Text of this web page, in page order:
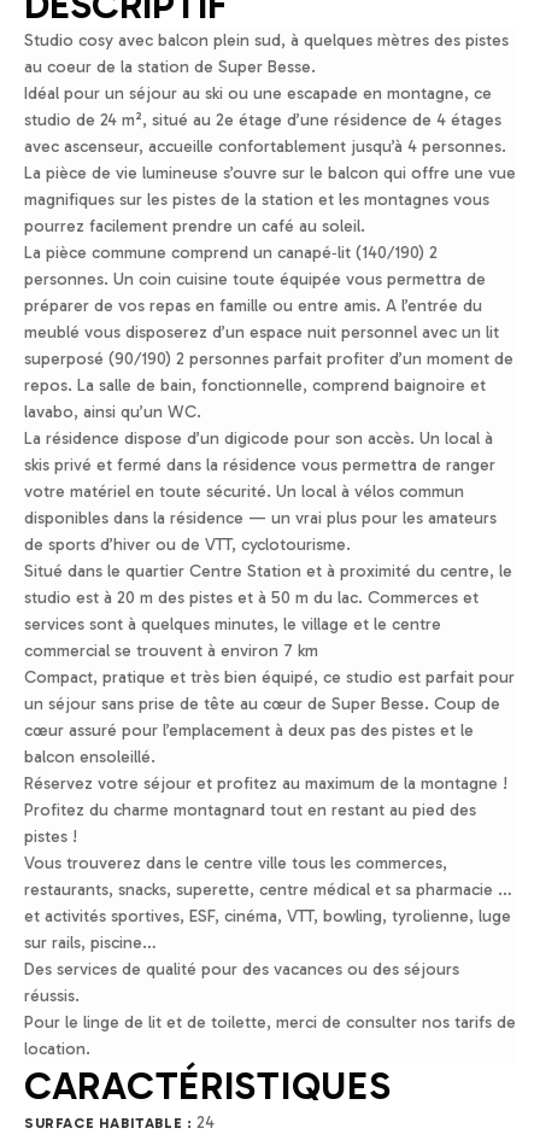
Studio cosy avec balcon plein sud, à quelques mètres des pistes
au coeur de la station de Super Besse.
Idéal pour un séjour au ski ou une escapade en montagne, ce
studio de 24 m², situé au 2e étage d’une résidence de 4 étages
avec ascenseur, accueille confortablement jusqu’à 4 personnes.
La pièce de vie lumineuse s’ouvre sur le balcon qui offre une vue
magnifiques sur les pistes de la station et les montagnes vous
pourrez facilement prendre un café au soleil.
La pièce commune comprend un canapé‑lit (140/190) 2
personnes. Un coin cuisine toute équipée vous permettra de
préparer de vos repas en famille ou entre amis. A l’entrée du
meublé vous disposerez d’un espace nuit personnel avec un lit
superposé (90/190) 2 personnes parfait profiter d’un moment de
repos. La salle de bain, fonctionnelle, comprend baignoire et
lavabo, ainsi qu’un WC.
La résidence dispose d’un digicode pour son accès. Un local à
skis privé et fermé dans la résidence vous permettra de ranger
votre matériel en toute sécurité. Un local à vélos commun
disponibles dans la résidence — un vrai plus pour les amateurs
de sports d’hiver ou de VTT, cyclotourisme.
Situé dans le quartier Centre Station et à proximité du centre, le
studio est à 20 m des pistes et à 50 m du lac. Commerces et
services sont à quelques minutes, le village et le centre
commercial se trouvent à environ 7 km
Compact, pratique et très bien équipé, ce studio est parfait pour
un séjour sans prise de tête au cœur de Super Besse. Coup de
cœur assuré pour l’emplacement à deux pas des pistes et le
balcon ensoleillé.
Réservez votre séjour et profitez au maximum de la montagne !
Profitez du charme montagnard tout en restant au pied des
pistes !
Vous trouverez dans le centre ville tous les commerces,
restaurants, snacks, superette, centre médical et sa pharmacie …
et activités sportives, ESF, cinéma, VTT, bowling, tyrolienne, luge
sur rails, piscine…
Des services de qualité pour des vacances ou des séjours
réussis.
Pour le linge de lit et de toilette, merci de consulter nos tarifs de
location.
CARACTÉRISTIQUES
SURFACE HABITABLE : 24